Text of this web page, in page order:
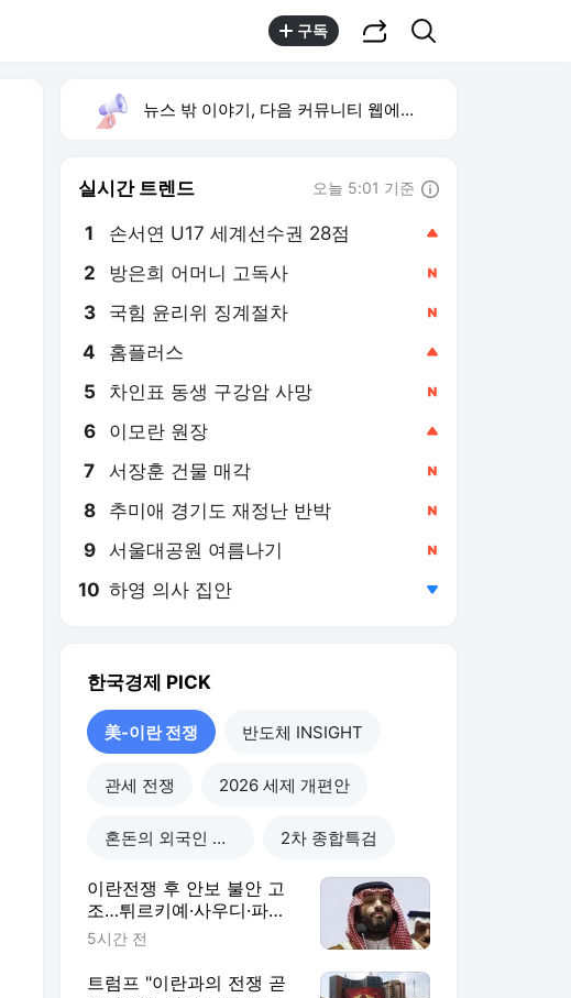
구독
뉴스 밖 이야기, 다음 커뮤니티 웹에서 보기
실시간 트렌드 오늘 5:01 기준
1 손서연 U17 세계선수권 28점
2 방은희 어머니 고독사
3 국힘 윤리위 징계절차
4 홈플러스
5 차인표 동생 구강암 사망
6 이모란 원장
7 서장훈 건물 매각
8 추미애 경기도 재정난 반박
9 서울대공원 여름나기
10 하영 의사 집안
한국경제 PICK
美-이란 전쟁 반도체 INSIGHT
관세 전쟁 2026 세제 개편안
혼돈의 외국인 고용시장 2차 종합특검
이란전쟁 후 안보 불안 고
조…튀르키예·사우디·파키
스탄 손잡는다
5시간 전
트럼프 "이란과의 전쟁 곧